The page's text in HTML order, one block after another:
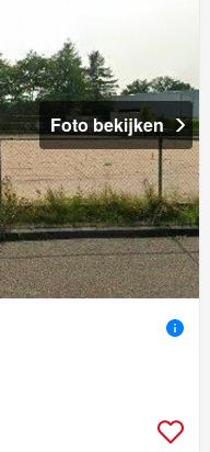
Foto bekijken